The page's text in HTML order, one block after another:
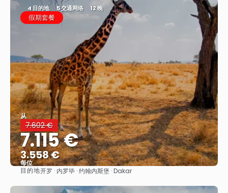
4 目的地 5 交通网络 12 晚
假期套餐
从
7.602 €
7.115 €
3.558 €
每位
看到
目的地开罗 · 内罗毕 · 约翰内斯堡 · Dakar